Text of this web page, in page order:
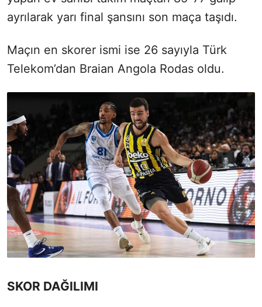
ayrılarak yarı final şansını son maça taşıdı.
Maçın en skorer ismi ise 26 sayıyla Türk
Telekom’dan Braian Angola Rodas oldu.
SKOR DAĞILIMI